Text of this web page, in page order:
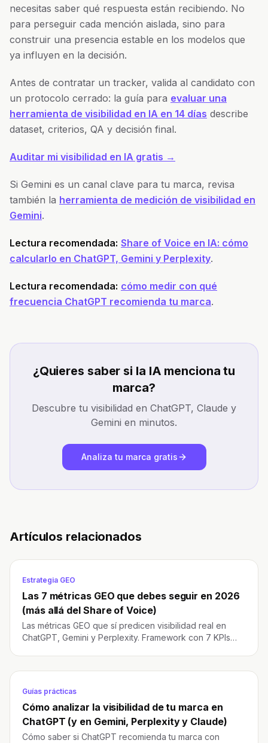
necesitas saber qué respuesta están recibiendo. No
para perseguir cada mención aislada, sino para
construir una presencia estable en los modelos que
ya influyen en la decisión.
Antes de contratar un tracker, valida al candidato con
un protocolo cerrado: la guía para evaluar una
herramienta de visibilidad en IA en 14 días describe
dataset, criterios, QA y decisión final.
Auditar mi visibilidad en IA gratis →
Si Gemini es un canal clave para tu marca, revisa
también la herramienta de medición de visibilidad en
Gemini.
Lectura recomendada: Share of Voice en IA: cómo
calcularlo en ChatGPT, Gemini y Perplexity.
Lectura recomendada: cómo medir con qué
frecuencia ChatGPT recomienda tu marca.
¿Quieres saber si la IA menciona tu
marca?
Descubre tu visibilidad en ChatGPT, Claude y
Gemini en minutos.
Analiza tu marca gratis
Artículos relacionados
Estrategia GEO
Las 7 métricas GEO que debes seguir en 2026
(más allá del Share of Voice)
Las métricas GEO que sí predicen visibilidad real en
ChatGPT, Gemini y Perplexity. Framework con 7 KPIs
Guías prácticas
Cómo analizar la visibilidad de tu marca en
ChatGPT (y en Gemini, Perplexity y Claude)
Cómo saber si ChatGPT recomienda tu marca con